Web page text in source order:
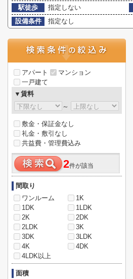
駅徒歩
指定しない
設備条件
指定なし
アパート
マンション
一戸建て
▼賃料
～
敷金・保証金なし
礼金・敷引なし
共益費・管理費込み
2件が該当
間取り
ワンルーム
1K
1DK
1LDK
2K
2DK
2LDK
3K
3DK
3LDK
4K
4DK
4LDK以上
面積